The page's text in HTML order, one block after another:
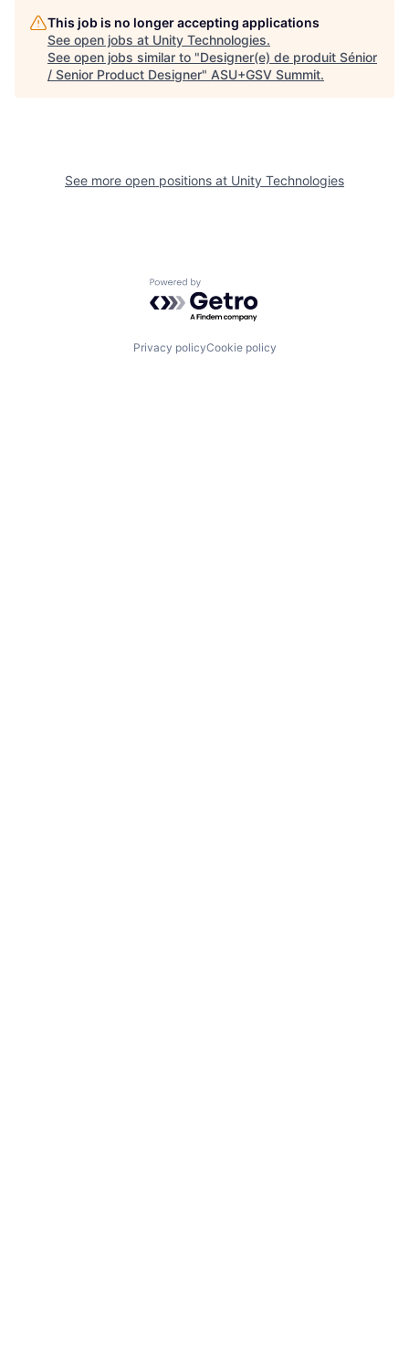
This job is no longer accepting applications
See open jobs at Unity Technologies.
See open jobs similar to "Designer(e) de produit Sénior
/ Senior Product Designer" ASU+GSV Summit.
See more open positions at Unity Technologies
Powered by Getro.com
Privacy policyCookie policy